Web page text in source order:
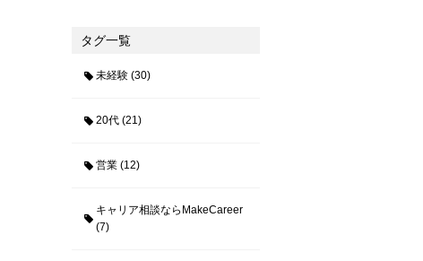
タグ一覧
未経験 (30)
20代 (21)
営業 (12)
キャリア相談ならMakeCareer
(7)